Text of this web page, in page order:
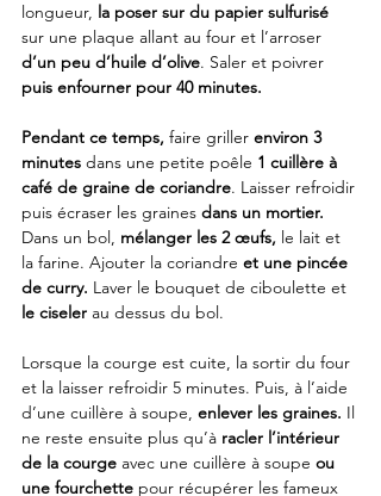
longueur, la poser sur du papier sulfurisé
sur une plaque allant au four et l’arroser
d’un peu d’huile d’olive. Saler et poivrer
puis enfourner pour 40 minutes.
Pendant ce temps, faire griller environ 3
minutes dans une petite poêle 1 cuillère à
café de graine de coriandre. Laisser refroidir
puis écraser les graines dans un mortier.
Dans un bol, mélanger les 2 œufs, le lait et
la farine. Ajouter la coriandre et une pincée
de curry. Laver le bouquet de ciboulette et
le ciseler au dessus du bol.
Lorsque la courge est cuite, la sortir du four
et la laisser refroidir 5 minutes. Puis, à l’aide
d’une cuillère à soupe, enlever les graines. Il
ne reste ensuite plus qu’à racler l’intérieur
de la courge avec une cuillère à soupe ou
une fourchette pour récupérer les fameux